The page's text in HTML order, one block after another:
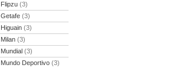
Flipzu (3)
Getafe (3)
Higuain (3)
Milan (3)
Mundial (3)
Mundo Deportivo (3)